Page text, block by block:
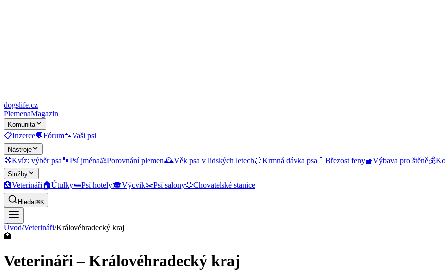
dogslife.cz
PlemenaMagazín
Komunita
📋Inzerce💬Fórum🐾Vaši psi
Nástroje
🧭Kvíz: výběr psa🐾Psí jména⚖️Porovnání plemen🕰️Věk psa v lidských letech🍖Krmná dávka psa 🍼 Březost feny🧺Výbava pro štěně💰
Služby
🏥Veterináři🏠Útulky🛏️Psí hotely🎓Výcvik✂️Psí salony🐶Chovatelské stanice
Hledat⌘K
Úvod/Veterináři/Královéhradecký kraj
🏥
Veterináři – Královéhradecký kraj